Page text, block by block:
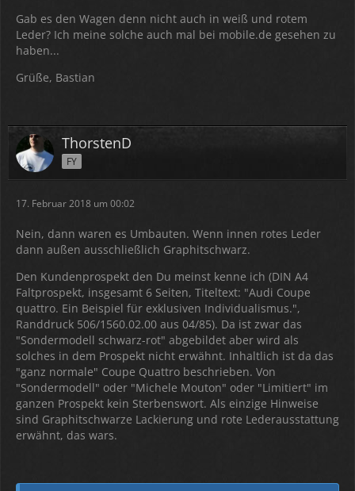
Gab es den Wagen denn nicht auch in weiß und rotem
Leder? Ich meine solche auch mal bei mobile.de gesehen zu
haben...
Grüße, Bastian
ThorstenD
FY
17. Februar 2018 um 00:02
Nein, dann waren es Umbauten. Wenn innen rotes Leder
dann außen ausschließlich Graphitschwarz.
Den Kundenprospekt den Du meinst kenne ich (DIN A4
Faltprospekt, insgesamt 6 Seiten, Titeltext: "Audi Coupe
quattro. Ein Beispiel für exklusiven Individualismus.",
Randdruck 506/1560.02.00 aus 04/85). Da ist zwar das
"Sondermodell schwarz-rot" abgebildet aber wird als
solches in dem Prospekt nicht erwähnt. Inhaltlich ist da das
"ganz normale" Coupe Quattro beschrieben. Von
"Sondermodell" oder "Michele Mouton" oder "Limitiert" im
ganzen Prospekt kein Sterbenswort. Als einzige Hinweise
sind Graphitschwarze Lackierung und rote Lederausstattung
erwähnt, das wars.